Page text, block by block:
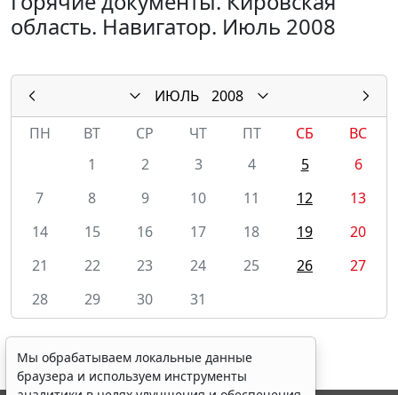
область. Навигатор. Июль 2008
ИЮЛЬ
2008
ПН
ВТ СР ЧТ ПТ СБ
ВС
1
2 3 4 5
6
7
8 9 10 11 12
13
14
15 16 17 18 19
20
21
22 23 24 25 26
27
28
29 30 31
Мы обрабатываем локальные данные
браузера и используем инструменты